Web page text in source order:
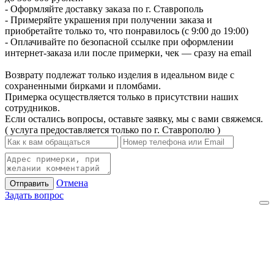
- Оформляйте доставку заказа по г. Ставрополь
- Примеряйте украшения при получении заказа и
приобретайте только то, что понравилось (с 9:00 до 19:00)
- Оплачивайте по безопасной ссылке при оформлении
интернет-заказа или после примерки, чек — сразу на email
Возврату подлежат только изделия в идеальном виде с
сохраненными бирками и пломбами.
Примерка осуществляется только в присутствии наших
сотрудников.
Если остались вопросы, оставьте заявку, мы с вами свяжемся.
( услуга предоставляется только по г. Ставрополю )
Отправить
Отмена
Задать вопрос